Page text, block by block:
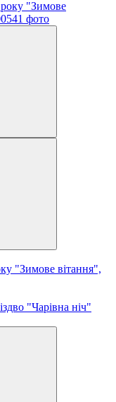
"Зимове вітання",